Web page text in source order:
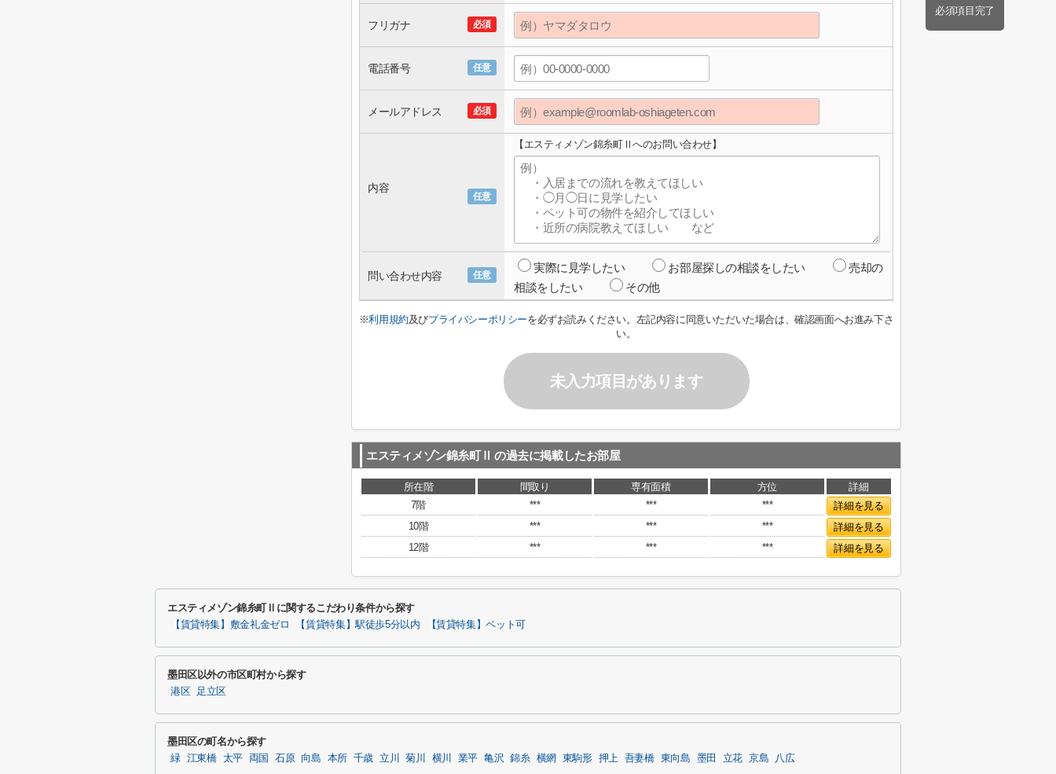
必須項目完了
必須
フリガナ
任意
電話番号
必須
メールアドレス
任意
内容
【エスティメゾン錦糸町Ⅱへのお問い合わせ】
任意
問い合わせ内容
実際に見学したい お部屋探しの相談をしたい
売却の
相談をしたい
その他
※利用規約及びプライバシーポリシーを必ずお読みください。左記内容に同意いただいた場合は、確認画面へお進み下さ
い。
未入力項目があります
エスティメゾン錦糸町Ⅱ の過去に掲載したお部屋
所在階 間取り 専有面積 方位
詳細
7階
*** *** ***
詳細を見る
10階
*** *** ***
詳細を見る
12階
*** *** *** 詳細を見る
エスティメゾン錦糸町Ⅱに関するこだわり条件から探す
【賃貸特集】敷金礼金ゼロ 【賃貸特集】駅徒歩5分以内 【賃貸特集】ペット可
墨田区以外の市区町村から探す
港区 足立区
墨田区の町名から探す
緑 江東橋 太平 両国 石原 向島 本所 千歳 立川 菊川 横川 業平 亀沢 錦糸 横網 東駒形 押上 吾妻橋 東向島 墨田 立花 京島 八広